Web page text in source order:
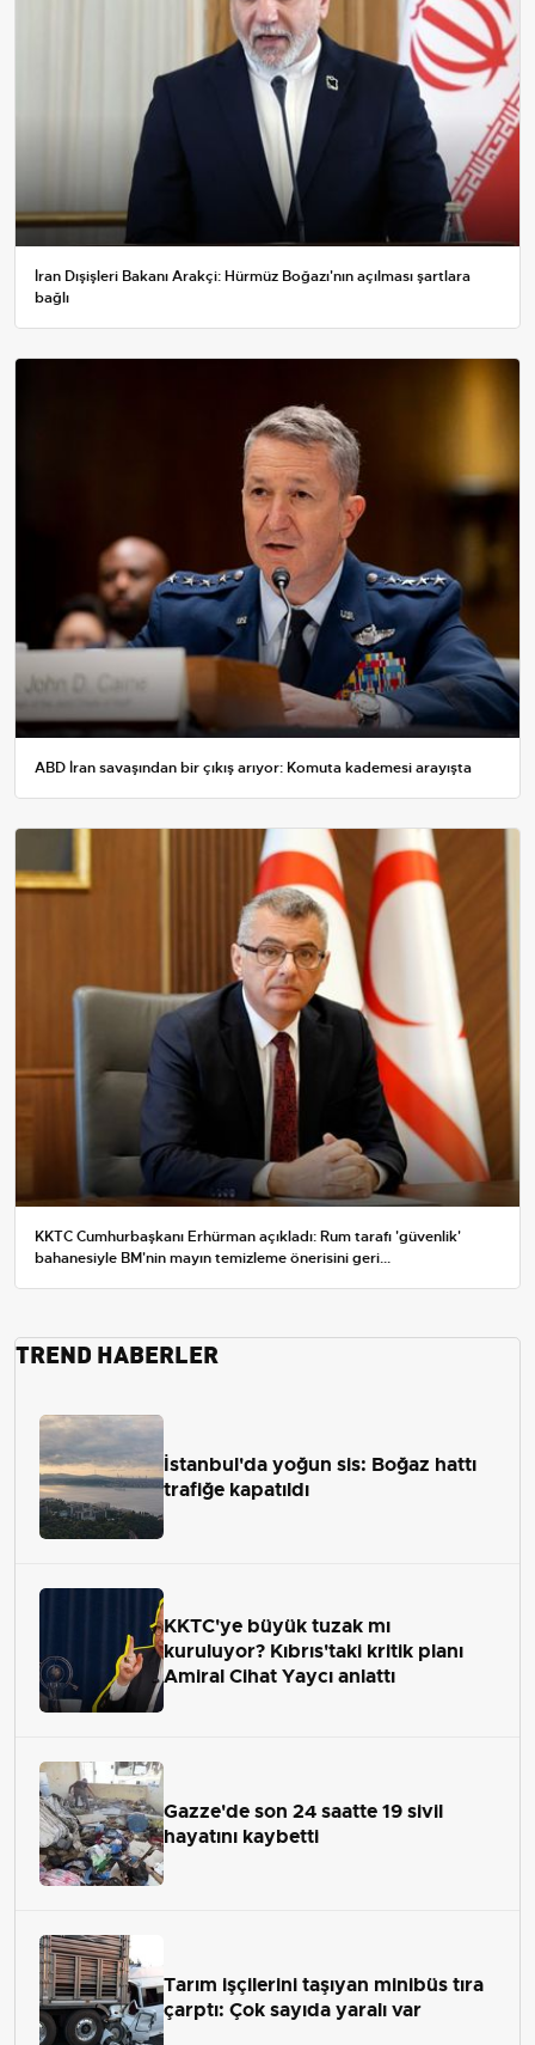
İran Dışişleri Bakanı Arakçi: Hürmüz Boğazı'nın açılması şartlara
bağlı
ABD İran savaşından bir çıkış arıyor: Komuta kademesi arayışta
KKTC Cumhurbaşkanı Erhürman açıkladı: Rum tarafı 'güvenlik'
bahanesiyle BM'nin mayın temizleme önerisini geri...
TREND HABERLER
İstanbul'da yoğun sis: Boğaz hattı
trafiğe kapatıldı
KKTC'ye büyük tuzak mı
kuruluyor? Kıbrıs'taki kritik planı
Amiral Cihat Yaycı anlattı
Gazze'de son 24 saatte 19 sivil
hayatını kaybetti
Tarım işçilerini taşıyan minibüs tıra
çarptı: Çok sayıda yaralı var